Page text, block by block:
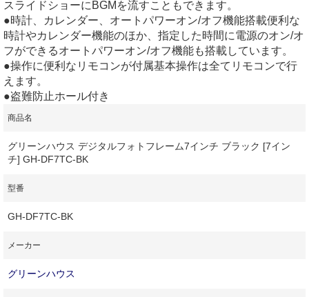
スライドショーにBGMを流すこともできます。
●時計、カレンダー、オートパワーオン/オフ機能搭載便利な
時計やカレンダー機能のほか、指定した時間に電源のオン/オ
フができるオートパワーオン/オフ機能も搭載しています。
●操作に便利なリモコンが付属基本操作は全てリモコンで行
えます。
●盗難防止ホール付き
商品名
グリーンハウス デジタルフォトフレーム7インチ ブラック [7イン
チ] GH-DF7TC-BK
型番
GH-DF7TC-BK
メーカー
グリーンハウス